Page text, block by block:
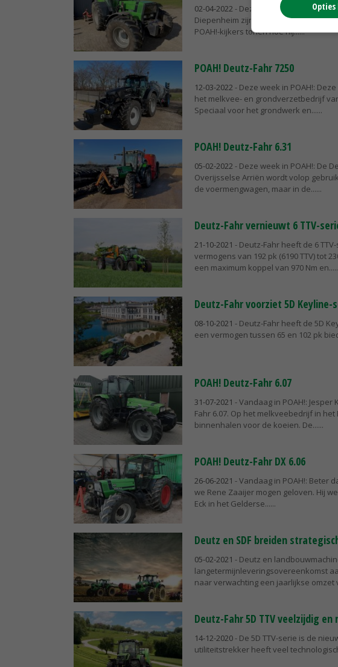
02-04-2022 - Deze week in POAH!:
Diepenheim zijn helemaal gek van
POAH!-kijkers tonen hoe hij...
POAH! Deutz-Fahr 7250
12-03-2022 - Deze week in POAH!:
het melkvee- en grondverzetbedrijf
Speciaal voor het grondwerk en...
POAH! Deutz-Fahr 6.31
05-02-2022 - Deze week in POAH!: De
Overijsselse Arriën wordt volop
de voermengwagen, maar in de...
Deutz-Fahr vernieuwt 6 TTV-
21-10-2021 - Deutz-Fahr heeft de 6
vermogens van 192 pk (6190 TTV) tot
een maximum koppel van 970 Nm en...
Deutz-Fahr voorziet 5D
08-10-2021 - Deutz-Fahr heeft de 5D
een vermogen tussen 65 en 102 pk
POAH! Deutz-Fahr 6.07
31-07-2021 - Vandaag in POAH!:
Fahr 6.07. Op het melkveebedrijf in
binnenhalen voor de koeien. De...
POAH! Deutz-Fahr DX 6.06
26-06-2021 - Vandaag in POAH!: Beter
we Rene Zaaijer mogen geloven. Hij
Eck in het Gelderse...
Deutz en SDF breiden
05-02-2021 - Deutz en
langetermijnleveringsovereenkomst
naar verwachting een jaarlijkse omzet
Deutz-Fahr 5D TTV veelzijdig
14-12-2020- De 5D TTV-serie is de
utiliteitstrekker heeft veel
Opties